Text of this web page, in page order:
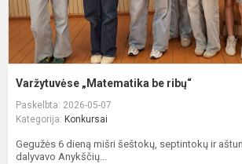
Varžytuvėse „Matematika be ribų“
Paskelbta: 2026-05-07
Kategorija: Konkursai
Gegužės 6 dieną mišri šeštokų, septintokų ir
dalyvavo Anykščių...